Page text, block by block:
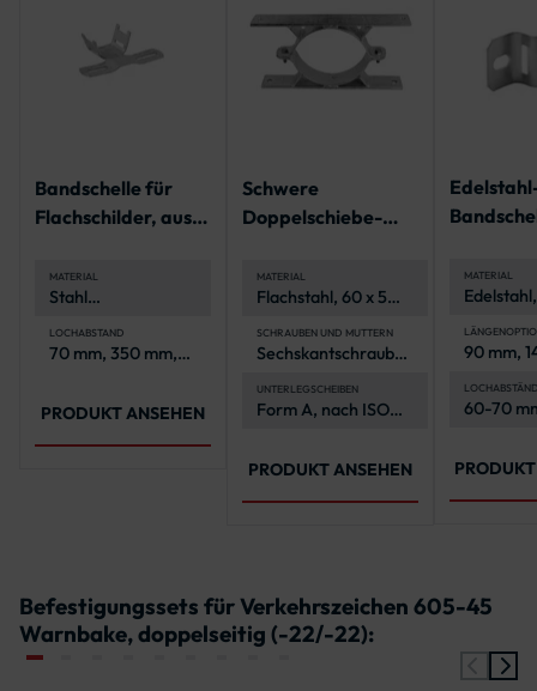
Bandschelle für
Flachschilder, aus
MATERIAL
Stahl
LOCHABSTAND
70 mm, 350 mm,
PRODUKT ANSEHEN
Schwere
Doppelschiebe-
MATERIAL
Flachstahl, 60 x 5
SCHRAUBEN UND MUTTERN
Sechskantschrauben
Edelstahl (A2-70),
nach ISO 4017 und
UNTERLEGSCHEIBEN
Form A, nach ISO
PRODUKT ANSEHEN
180 mm
MATERIAL
Edelstahl,
und
90 mm,
60-70
Befestigungssets für Verkehrszeichen 605-45
Warnbake, doppelseitig (-22/-22):